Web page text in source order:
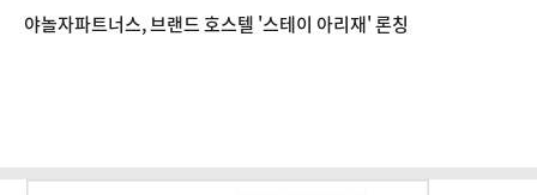
야놀자파트너스, 브랜드 호스텔 '스테이 아리재' 론칭